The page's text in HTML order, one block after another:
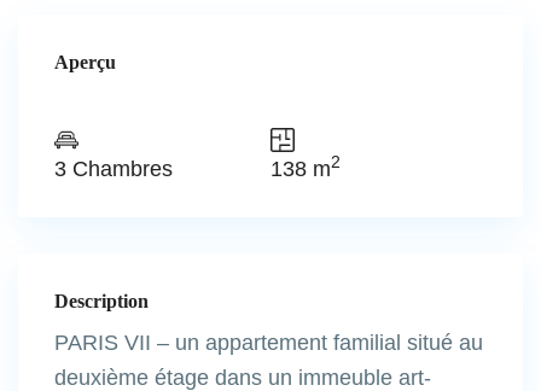
Aperçu
3 Chambres 138 m2
Description
PARIS VII – un appartement familial situé au
deuxième étage dans un immeuble art-